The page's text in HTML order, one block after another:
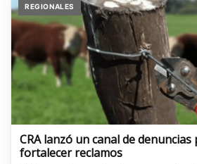
REGIONALES
CRA lanzó un canal de
fortalecer reclamos